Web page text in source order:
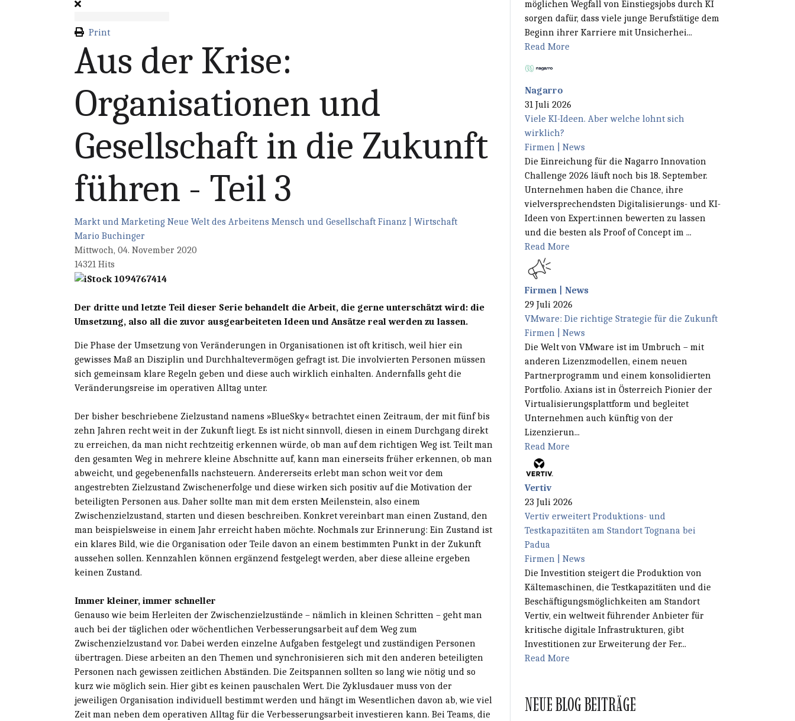
Print
Aus der Krise:
Organisationen und
Gesellschaft in die Zukunft
führen - Teil 3
Markt und Marketing Neue Welt des Arbeitens Mensch und Gesellschaft Finanz | Wirtschaft
Mario Buchinger
Mittwoch, 04. November 2020
14321 Hits
Der dritte und letzte Teil dieser Serie behandelt die Arbeit, die gerne unterschätzt wird: die
Umsetzung, also all die zuvor ausgearbeiteten Ideen und Ansätze real werden zu lassen.
Die Phase der Umsetzung von Veränderungen in Organisationen ist oft kritisch, weil hier ein
gewisses Maß an Disziplin und Durchhaltevermögen gefragt ist. Die involvierten Personen müssen
sich gemeinsam klare Regeln geben und diese auch wirklich einhalten. Andernfalls geht die
Veränderungsreise im operativen Alltag unter.
Der bisher beschriebene Zielzustand namens »BlueSky« betrachtet einen Zeitraum, der mit fünf bis
zehn Jahren recht weit in der Zukunft liegt. Es ist nicht sinnvoll, diesen in einem Durchgang direkt
zu erreichen, da man nicht rechtzeitig erkennen würde, ob man auf dem richtigen Weg ist. Teilt man
den gesamten Weg in mehrere kleine Abschnitte auf, kann man einerseits früher erkennen, ob man
abweicht, und gegebenenfalls nachsteuern. Andererseits erlebt man schon weit vor dem
angestrebten Zielzustand Zwischenerfolge und diese wirken sich positiv auf die Motivation der
beteiligten Personen aus. Daher sollte man mit dem ersten Meilenstein, also einem
Zwischenzielzustand, starten und diesen beschreiben. Konkret vereinbart man einen Zustand, den
man beispielsweise in einem Jahr erreicht haben möchte. Nochmals zur Erinnerung: Ein Zustand ist
ein klares Bild, wie die Organisation oder Teile davon an einem bestimmten Punkt in der Zukunft
aussehen sollen. Kennzahlen können ergänzend festgelegt werden, aber diese alleine ergeben
keinen Zustand.
Immer kleiner, immer schneller
Genauso wie beim Herleiten der Zwischenzielzustände – nämlich in kleinen Schritten – geht man
auch bei der täglichen oder wöchentlichen Verbesserungsarbeit auf dem Weg zum
Zwischenzielzustand vor. Dabei werden einzelne Aufgaben festgelegt und zuständigen Personen
übertragen. Diese arbeiten an den Themen und synchronisieren sich mit den anderen beteiligten
Personen nach gewissen zeitlichen Abständen. Die Zeitspannen sollten so lang wie nötig und so
kurz wie möglich sein. Hier gibt es keinen pauschalen Wert. Die Zyklusdauer muss von der
jeweiligen Organisation individuell bestimmt werden und hängt im Wesentlichen davon ab, wie viel
Zeit man neben dem operativen Alltag für die Verbesserungsarbeit investieren kann. Bei Teams, die
möglichen Wegfall von Einstiegsjobs durch KI
sorgen dafür, dass viele junge Berufstätige dem
Beginn ihrer Karriere mit Unsicherhei...
Read More
Nagarro
31 Juli 2026
Viele KI-Ideen. Aber welche lohnt sich
wirklich?
Firmen | News
Die Einreichung für die Nagarro Innovation
Challenge 2026 läuft noch bis 18. September.
Unternehmen haben die Chance, ihre
vielversprechendsten Digitalisierungs- und KI-
Ideen von Expert:innen bewerten zu lassen
und die besten als Proof of Concept im ...
Read More
Firmen | News
29 Juli 2026
VMware: Die richtige Strategie für die Zukunft
Firmen | News
Die Welt von VMware ist im Umbruch – mit
anderen Lizenzmodellen, einem neuen
Partnerprogramm und einem konsolidierten
Portfolio. Axians ist in Österreich Pionier der
Virtualisierungsplattform und begleitet
Unternehmen auch künftig von der
Lizenzierun...
Read More
Vertiv
23 Juli 2026
Vertiv erweitert Produktions- und
Testkapazitäten am Standort Tognana bei
Padua
Firmen | News
Die Investition steigert die Produktion von
Kältemaschinen, die Testkapazitäten und die
Beschäftigungsmöglichkeiten am Standort
Vertiv, ein weltweit führender Anbieter für
kritische digitale Infrastrukturen, gibt
Investitionen zur Erweiterung der Fer...
Read More
NEUE BLOG BEITRÄGE